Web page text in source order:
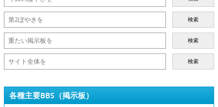
検索
検索
検索
各種主要BBS（掲示板）